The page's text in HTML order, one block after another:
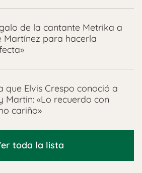
de la cantante Metrika a
Martínez para hacerla
que Elvis Crespo conoció a
Martin: «Lo recuerdo con
cariño»
toda la lista